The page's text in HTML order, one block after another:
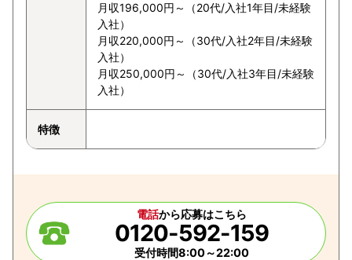
月収196,000円～（20代/入社1年目/未経験
入社）
月収220,000円～（30代/入社2年目/未経験
入社）
月収250,000円～（30代/入社3年目/未経験
入社）
特徴
電話から応募はこちら
0120-592-159
受付時間8:00～22:00